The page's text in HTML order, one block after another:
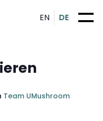
EN DE
Team UMushroom